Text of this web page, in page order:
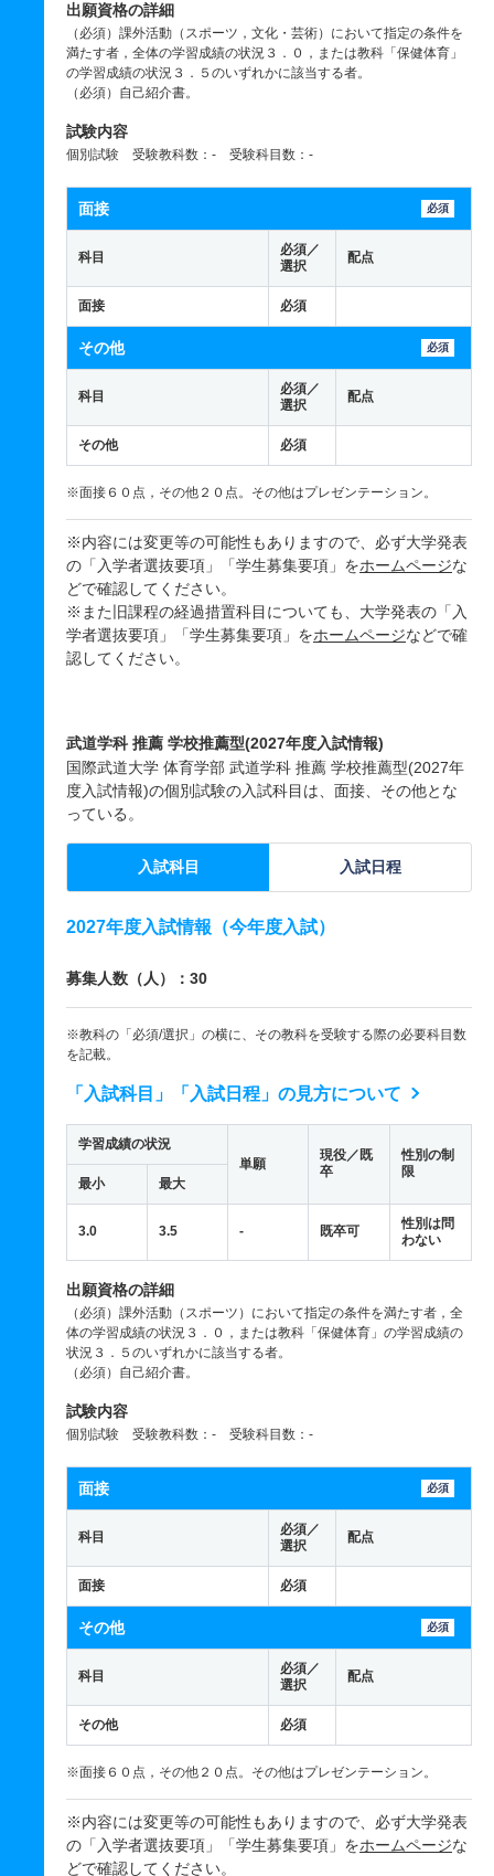
出願資格の詳細
（必須）課外活動（スポーツ，文化・芸術）において指定の条件を
満たす者，全体の学習成績の状況３．０，または教科「保健体育」
の学習成績の状況３．５のいずれかに該当する者。
（必須）自己紹介書。
試験内容
個別試験 受験教科数：- 受験科目数：-
面接 必須
科目
必須／
選択
配点
面接 必須
その他 必須
科目
必須／
選択
配点
その他 必須
※面接６０点，その他２０点。その他はプレゼンテーション。
※内容には変更等の可能性もありますので、必ず大学発表
の「入学者選抜要項」「学生募集要項」をホームページな
どで確認してください。
※また旧課程の経過措置科目についても、大学発表の「入
学者選抜要項」「学生募集要項」をホームページなどで確
認してください。
武道学科 推薦 学校推薦型(2027年度入試情報)
国際武道大学 体育学部 武道学科 推薦 学校推薦型(2027年
度入試情報)の個別試験の入試科目は、面接、その他とな
っている。
入試科目 入試日程
2027年度入試情報（今年度入試）
募集人数（人）：30
※教科の「必須/選択」の横に、その教科を受験する際の必要科目数
を記載。
「入試科目」「入試日程」の見方について
学習成績の状況
単願
現役／既
卒
性別の制
限
最小 最大
3.0 3.5 - 既卒可
性別は問
わない
出願資格の詳細
（必須）課外活動（スポーツ）において指定の条件を満たす者，全
体の学習成績の状況３．０，または教科「保健体育」の学習成績の
状況３．５のいずれかに該当する者。
（必須）自己紹介書。
試験内容
個別試験 受験教科数：- 受験科目数：-
面接 必須
科目
必須／
選択
配点
面接 必須
その他 必須
科目
必須／
選択
配点
その他 必須
※面接６０点，その他２０点。その他はプレゼンテーション。
※内容には変更等の可能性もありますので、必ず大学発表
の「入学者選抜要項」「学生募集要項」をホームページな
どで確認してください。